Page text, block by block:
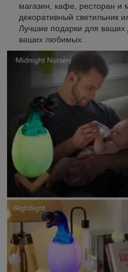
магазин, кафе, ресторан и
декоративный светильник
Лучшие подарки для ваших
ваших любимых.